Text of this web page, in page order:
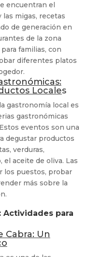
encuentran el
migas, recetas
de generación en
de la zona
familias, con
diferentes platos
Locales
gastronomía local es
gastronómicas
eventos son una
degustar productos
verduras,
aceite de oliva. Las
los puestos, probar
más sobre la
Actividades para
Cabra: Un